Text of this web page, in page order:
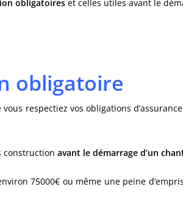
obligatoires et celles utiles avant le
obligatoire
respectiez vos obligations
construction avant le démarrage d’un
75000€ ou même une peine